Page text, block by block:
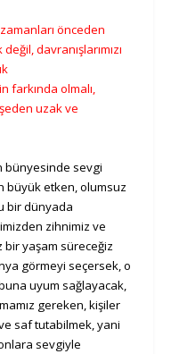
önceden
davranışlarımızı
farkında olmalı,
uzak ve
bünyesinde sevgi
büyük etken, olumsuz
bir dünyada
zihnimiz ve
bir yaşam süreceğiz
görmeyi seçersek, o
uyum sağlayacak,
gereken, kişiler
saf tutabilmek, yani
sevgiyle